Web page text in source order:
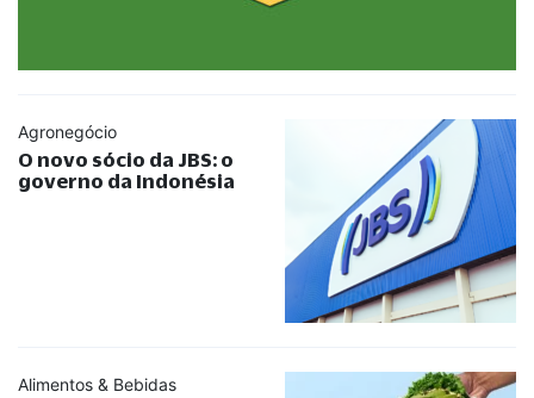
Agronegócio
O novo sócio da JBS: o
governo da Indonésia
Alimentos & Bebidas